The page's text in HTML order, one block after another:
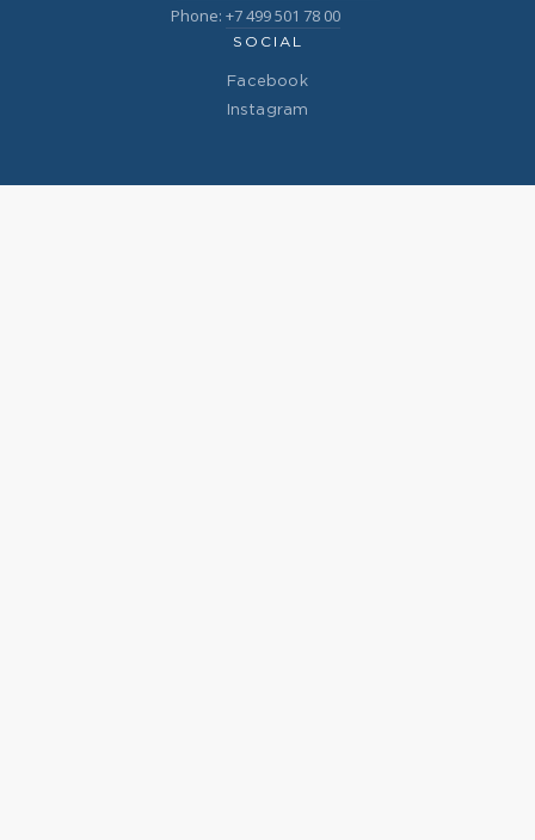
Phone: +7 499 501 78 00
SOCIAL
Facebook
Instagram